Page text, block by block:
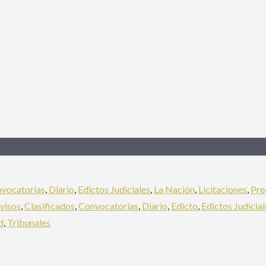
, Diario, Edictos Judiciales, La Nación, Licitaciones,
,Clasificados,Convocatorias, Diario, Edicto, Edictos
, Tribunales